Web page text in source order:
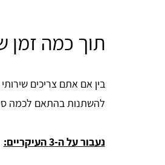
תוך כמה זמן
בין אם אתם צריכים
להשתנות בהתאם לכמה
נעבור על ה-3 העיקריים: